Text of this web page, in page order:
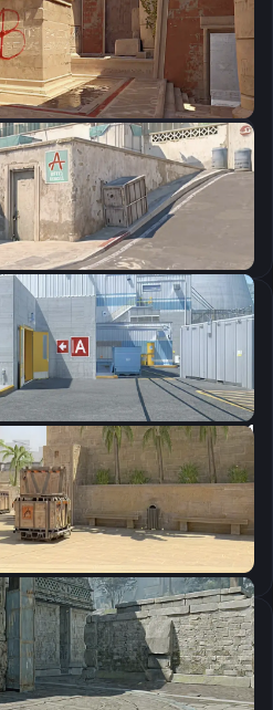
UdLkU-YJeFO
800
2.4
1
6/11
0
1
1024×768